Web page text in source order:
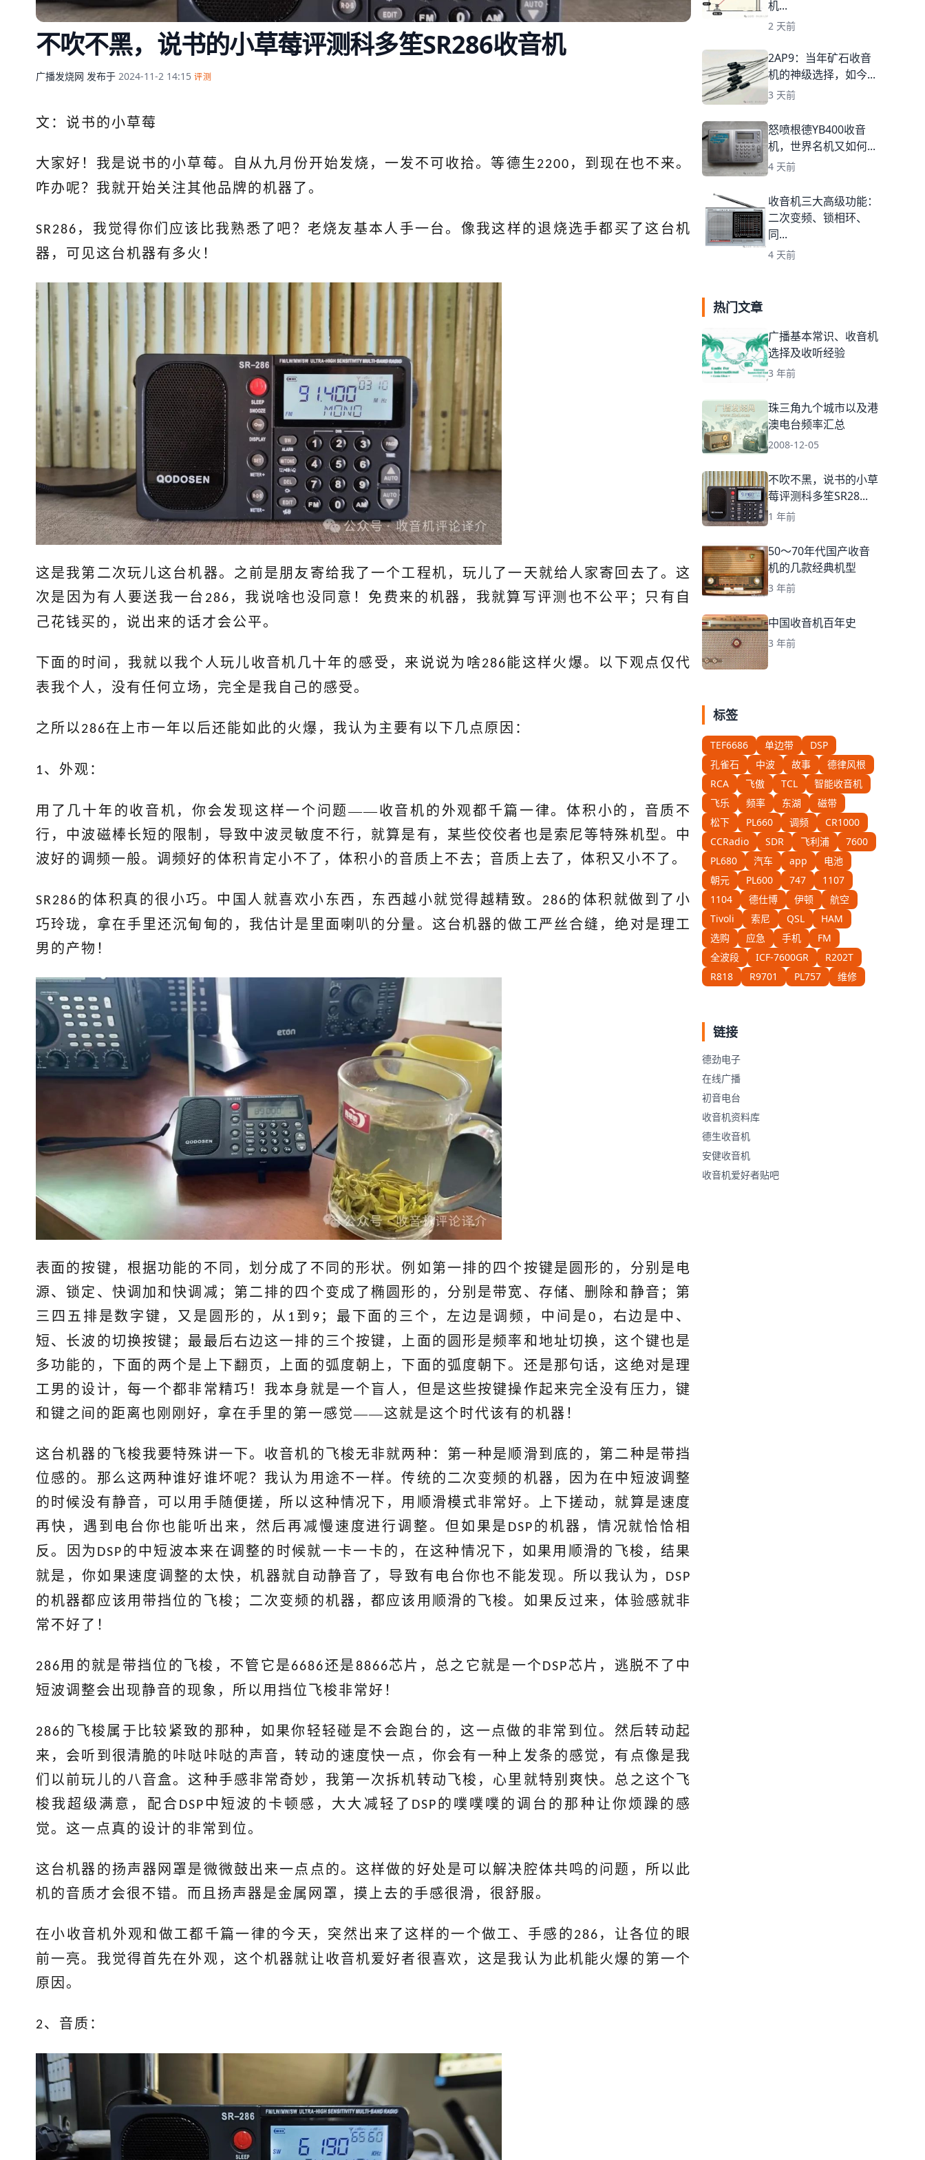
不吹不黑，说书的小草莓评测科多笙SR286收音机
广播发烧网 发布于 2024-11-2 14:15 评测
文：说书的小草莓
大家好！我是说书的小草莓。自从九月份开始发烧，一发不可收拾。等德生 2200 ，到现在也不来。
咋办呢？我就开始关注其他品牌的机器了。
SR286 ，我觉得你们应该比我熟悉了吧？老烧友基本人手一台。像我这样的退烧选手都买了这台机
器，可见这台机器有多火！
这是我第二次玩儿这台机器。之前是朋友寄给我了一个工程机，玩儿了一天就给人家寄回去了。这
次是因为有人要送我一台 286 ，我说啥也没同意！免费来的机器，我就算写评测也不公平；只有自
己花钱买的，说出来的话才会公平。
下面的时间，我就以我个人玩儿收音机几十年的感受，来说说为啥286能这样火爆。以下观点仅代
表我个人，没有任何立场，完全是我自己的感受。
之所以 286在上市一年以后还能如此的火爆，我认为主要有以下几点原因：
1、外观：
用了几十年的收音机，你会发现这样一个问题——收音机的外观都千篇一律。体积小的，音质不
行，中波磁棒长短的限制，导致中波灵敏度不行，就算是有，某些佼佼者也是索尼等特殊机型。中
波好的调频一般。调频好的体积肯定小不了，体积小的音质上不去；音质上去了，体积又小不了。
SR286 的体积真的很小巧。中国人就喜欢小东西，东西越小就觉得越精致。 286的体积就做到了小
巧玲珑，拿在手里还沉甸甸的，我估计是里面喇叭的分量。这台机器的做工严丝合缝，绝对是理工
男的产物！
表面的按键，根据功能的不同，划分成了不同的形状。例如第一排的四个按键是圆形的，分别是电
源、锁定、快调加和快调减；第二排的四个变成了椭圆形的，分别是带宽、存储、删除和静音；第
三四五排是数字键，又是圆形的，从 1 到 9 ；最下面的三个，左边是调频，中间是 0 ，右边是中、
短、长波的切换按键；最最后右边这一排的三个按键，上面的圆形是频率和地址切换，这个键也是
多功能的，下面的两个是上下翻页，上面的弧度朝上，下面的弧度朝下。还是那句话，这绝对是理
工男的设计，每一个都非常精巧！我本身就是一个盲人，但是这些按键操作起来完全没有压力，键
和键之间的距离也刚刚好，拿在手里的第一感觉——这就是这个时代该有的机器！
这台机器的飞梭我要特殊讲一下。收音机的飞梭无非就两种：第一种是顺滑到底的，第二种是带挡
位感的。那么这两种谁好谁坏呢？我认为用途不一样。传统的二次变频的机器，因为在中短波调整
的时候没有静音，可以用手随便搓，所以这种情况下，用顺滑模式非常好。上下搓动，就算是速度
再快，遇到电台你也能听出来，然后再减慢速度进行调整。但如果是 DSP 的机器，情况就恰恰相
反。因为 DSP 的中短波本来在调整的时候就一卡一卡的，在这种情况下，如果用顺滑的飞梭，结果
就是，你如果速度调整的太快，机器就自动静音了，导致有电台你也不能发现。所以我认为， DSP
的机器都应该用带挡位的飞梭；二次变频的机器，都应该用顺滑的飞梭。如果反过来，体验感就非
常不好了！
286用的就是带挡位的飞梭，不管它是 6686还是 8866芯片，总之它就是一个DSP 芯片，逃脱不了中
短波调整会出现静音的现象，所以用挡位飞梭非常好！
286的飞梭属于比较紧致的那种，如果你轻轻碰是不会跑台的，这一点做的非常到位。然后转动起
来，会听到很清脆的咔哒咔哒的声音，转动的速度快一点，你会有一种上发条的感觉，有点像是我
们以前玩儿的八音盒。这种手感非常奇妙，我第一次拆机转动飞梭，心里就特别爽快。总之这个飞
梭我超级满意，配合 DSP 中短波的卡顿感，大大减轻了 DSP 的噗噗噗的调台的那种让你烦躁的感
觉。这一点真的设计的非常到位。
这台机器的扬声器网罩是微微鼓出来一点点的。这样做的好处是可以解决腔体共鸣的问题，所以此
机的音质才会很不错。而且扬声器是金属网罩，摸上去的手感很滑，很舒服。
在小收音机外观和做工都千篇一律的今天，突然出来了这样的一个做工、手感的 286 ，让各位的眼
前一亮。我觉得首先在外观，这个机器就让收音机爱好者很喜欢，这是我认为此机能火爆的第一个
原因。
2、音质：
机...
2 天前
2AP9：当年矿石收音
机的神级选择，如今...
3 天前
怒喷根德YB400收音
机，世界名机又如何...
4 天前
收音机三大高级功能：
二次变频、锁相环、
同...
4 天前
热门文章
广播基本常识、收音机
选择及收听经验
3 年前
珠三角九个城市以及港
澳电台频率汇总
2008-12-05
不吹不黑，说书的小草
莓评测科多笙SR28...
1 年前
50～70年代国产收音
机的几款经典机型
3 年前
中国收音机百年史
3 年前
标签
TEF6686 单边带
DSP
孔雀石
中波 故事
德律风根
RCA
飞傲 TCL
智能收音机
飞乐
频率 东湖
磁带
松下
PL660 调频
CR1000
CCRadio
SDR 飞利浦
7600
PL680
汽车 app
电池
朝元
PL600 747
1107
1104
德仕博 伊顿
航空
Tivoli
索尼 QSL
HAM
选购
应急 手机
FM
全波段
ICF-7600GR
R202T
R818
R9701 PL757 维修
链接
德劲电子
在线广播
初音电台
收音机资料库
德生收音机
安健收音机
收音机爱好者贴吧